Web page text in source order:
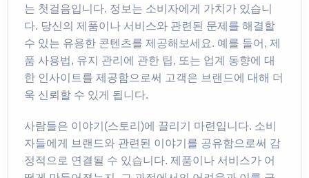
는 첫걸음입니다. 정보는 소비자에게 가치가 있습니
다. 당신의 제품이나 서비스와 관련된 문제를 해결할
수 있는 유용한 콘텐츠를 제공해보세요. 예를 들어, 제
품 사용법, 유지 관리에 관한 팁, 또는 업계 동향에 대
한 인사이트를 제공함으로써 고객은 브랜드에 대해 더
욱 신뢰할 수 있게 됩니다.
사람들은 이야기(스토리)에 끌리기 마련입니다. 소비
자들에게 브랜드와 관련된 이야기를 공유함으로써 감
정적으로 연결될 수 있습니다. 제품이나 서비스가 어